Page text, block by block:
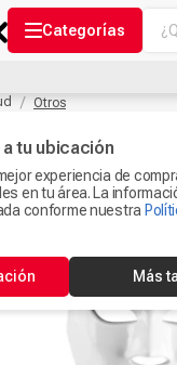
Categorías
3.
tu ubicación
experiencia de
en tu área. La
conforme nuestra
Más
Otros